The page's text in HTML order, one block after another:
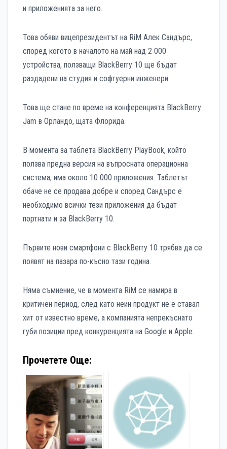
и приложенията за него.
Това обяви вицепрезидентът на RiM Алек Сандърс,
според когото в началото на май над 2 000
устройства, ползващи BlackBerry 10 ще бъдат
раздадени на студия и софтуерни инженери.
Това ще стане по време на конференцията BlackBerry
Jam в Орландо, щата Флорида.
В момента за таблета BlackBerry PlayBook, който
ползва предна версия на въпросната операционна
система, има около 10 000 приложения. Таблетът
обаче не се продава добре и според Сандърс е
необходимо всички тези приложения да бъдат
портнати и за BlackBerry 10.
Първите нови смартфони с BlackBerry 10 трябва да се
появят на пазара по-късно тази година.
Няма съмнение, че в момента RiM се намира в
критичен период, след като неин продукт не е ставал
хит от известно време, а компанията непрекъснато
губи позиции пред конкуренцията на Google и Apple.
Прочетете Още: